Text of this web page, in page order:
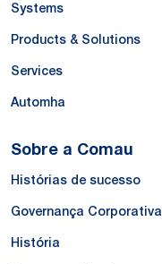
Systems
Products & Solutions
Services
Automha
Sobre a Comau
Histórias de sucesso
Governança Corporativa
História